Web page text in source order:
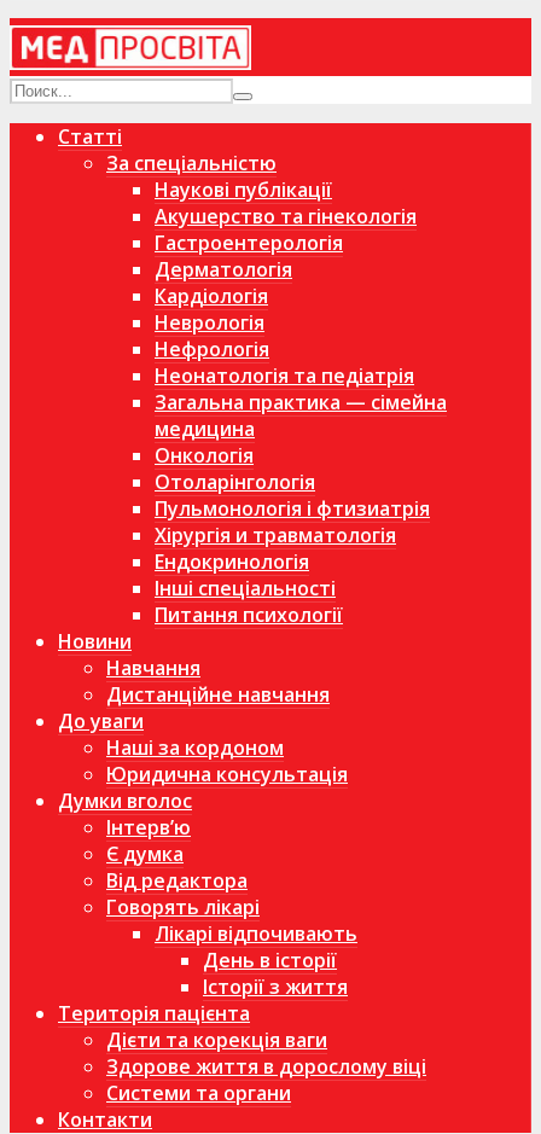
Статті
За спеціальністю
Наукові публікації
Акушерство та гінекологія
Гастроентерологія
Дерматологія
Кардіологія
Неврологія
Нефрологія
Неонатологія та педіатрія
Загальна практика — сімейна
медицина
Онкологія
Отоларінгологія
Пульмонологія і фтизиатрія
Хірургія и травматологія
Ендокринологія
Інші спеціальності
Питання психології
Новини
Навчання
Дистанційне навчання
До уваги
Наші за кордоном
Юридична консультація
Думки вголос
Інтерв’ю
Є думка
Від редактора
Говорять лікарі
Лікарі відпочивають
День в історії
Історії з життя
Територія пацієнта
Дієти та корекція ваги
Здорове життя в дорослому віці
Системи та органи
Контакти